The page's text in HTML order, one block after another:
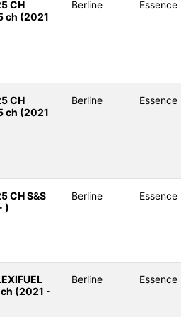
CH
ch (2021
Berline Essence
CH
ch (2021
Berline Essence
CH S&S
)
Berline Essence
ch (2021 -
Berline Essence